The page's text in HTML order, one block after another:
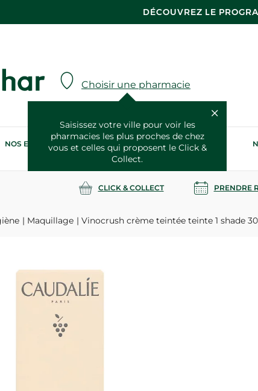
DÉCOUVREZ LE
Choisir une pharmacie
Saisissez votre ville pour voir les
pharmacies les plus proches de chez
vous et celles qui proposent le Click &
Collect.
NOS ENGAGEMENTS
RSE
NOS SERVICES
SANTÉ
CLICK & COLLECT PRENDRE
Maquillage Vinocrush crème teintée teinte 1 shade